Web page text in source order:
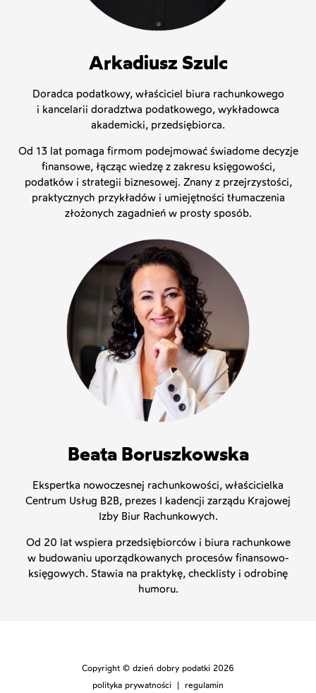
Beata Boruszkowska
Ekspertka nowoczesnej rachunkowości, właścicielka
Centrum Usług B2B, prezes I kadencji zarządu Krajowej
Izby Biur Rachunkowych.
Od 20 lat wspiera przedsiębiorców i biura rachunkowe
w budowaniu uporządkowanych procesów finansowo-
księgowych. Stawia na praktykę, checklisty i odrobinę
humoru.
Arkadiusz Szulc
Doradca podatkowy, właściciel biura rachunkowego
i kancelarii doradztwa podatkowego, wykładowca
akademicki, przedsiębiorca.
Od 13 lat pomaga firmom podejmować świadome decyzje
finansowe, łącząc wiedzę z zakresu księgowości,
podatków i strategii biznesowej. Znany z przejrzystości,
praktycznych przykładów i umiejętności tłumaczenia
złożonych zagadnień w prosty sposób.
Copyright © dzień dobry podatki 2026
polityka prywatności
regulamin